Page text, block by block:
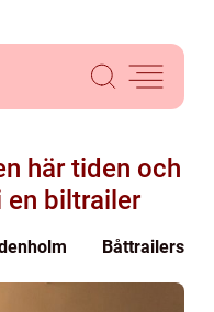
här tiden och
en biltrailer
Båttrailers